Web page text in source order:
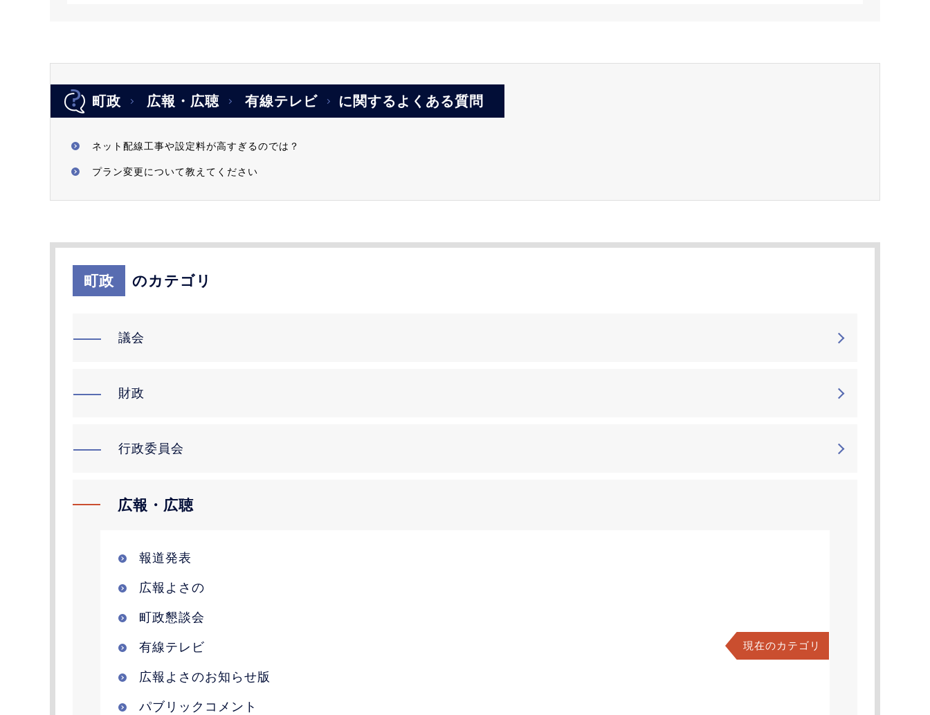
町政 広報・広聴 有線テレビ に関するよくある質問
ネット配線工事や設定料が高すぎるのでは？
プラン変更について教えてください
町政 のカテゴリ
議会
財政
行政委員会
広報・広聴
報道発表
広報よさの
町政懇談会
有線テレビ 現在のカテゴリ
広報よさのお知らせ版
パブリックコメント